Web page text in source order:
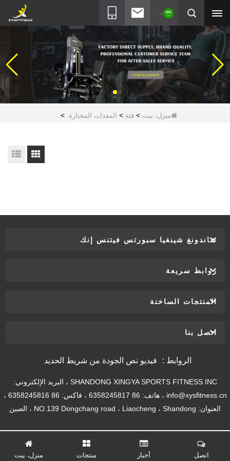
منزل، بيت >فئة > المعدات المختارة >
شاندونغ شينغيا سبورتس فيتنس إنك
روابط سريعة
المنتجات الساخنة
اتصل بنا
الروابط : فيديو نص الجودة من شريط الحديد
SHANDONG XINGYA SPORTS FITNESS INC ، البريد الإلكتروني:
info@xysfitness.cn ، هاتف: 86 6358245817 ، فاكس: 86 6358245816 ،
العنوان: NO.139 Dongchang road ، Liaocheng ، Shandong ، الصين
منزل، بيت منتجات أخبار اتصل